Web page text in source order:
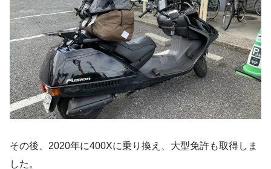
その後、2020年に400Xに乗り換え、大型免許も取得しま
した。